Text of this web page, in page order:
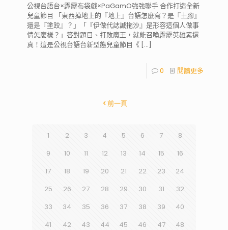
公視台語台×霹靂布袋戲×PaGamO強強聯手 合作打造全新
兒童節目 「東西掉地上的『地上』台語怎麼寫？是『土腳』
還是『塗跤』？」「『伊做代誌誠拖沙』是形容這個人做事
情怎麼樣？」答對題目、打敗魔王，就能召喚霹靂英雄素還
真！這是公視台語台新型態兒童節目《 […]
0 閱讀更多
前一頁
1 2 3 4 5 6 7
8
9
10 11 12 13 14 15
16
17
18 19 20 21 22 23
24
25
26 27 28 29 30 31
32
33
34 35 36 37 38 39
40
41
42 43 44 45 46 47
48